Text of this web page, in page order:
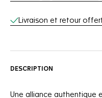
Livraison et retour
DESCRIPTION
Une alliance authentique